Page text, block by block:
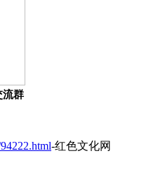
流群
-红色文化网